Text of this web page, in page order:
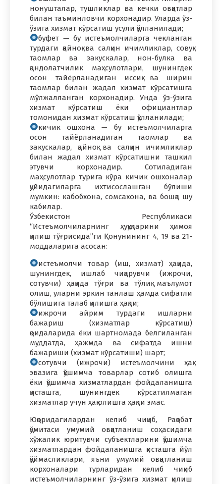
нонушталар, тушликлар ва кечки овқатлар
билан таъминловчи корхонадир. Уларда ўз-
ўзига хизмат кўрсатиш усули қўлланилади;
буфет — бу истеъмолчиларга чекланган
турдаги қайноқ ва салқин ичимликлар, совуқ
таомлар ва закускалар, нон-булка ва
қандолатчилик маҳсулотлари, шунингдек
осон тайёрланадиган иссиқ ва ширин
таомлар билан жадал хизмат кўрсатишга
мўлжалланган корхонадир. Унда ўз-ўзига
хизмат кўрсатиш ёки официантлар
томонидан хизмат кўрсатиш қўлланилади;
кичик ошхона — бу истеъмолчиларга
осон тайёрланадиган таомлар ва
закускалар, қайноқ ва салқин ичимликлар
билан жадал хизмат кўрсатишни ташкил
этувчи корхонадир. Сотиладиган
маҳсулотлар турига кўра кичик ошхоналар
қуйидагиларга ихтисослашган бўлиши
мумкин: кабобхона, сомсахона, ва бошқа шу
кабилар.
Ўзбекистон Республикаси
“Истеъмолчиларнинг ҳуқуқларини ҳимоя
қилиш тўғрисида”ги Қонунининг 4, 19 ва 21-
моддаларига асосан:
истеъмолчи товар (иш, хизмат) ҳақида,
шунингдек, ишлаб чиқарувчи (ижрочи,
сотувчи) ҳақида тўғри ва тўлиқ маълумот
олиш, уларни эркин танлаш ҳамда сифатли
бўлишига талаб қилишга ҳақли;
ижрочи айрим турдаги ишларни
бажариш (хизматлар кўрсатиш)
қоидаларида ёки шартномада белгиланган
муддатда, ҳажмда ва сифатда ишни
бажариши (хизмат кўрсатиши) шарт;
сотувчи (ижрочи) истеъмолчини ҳақ
эвазига қўшимча товарлар сотиб олишга
ёки қўшимча хизматлардан фойдаланишга
қисташга, шунингдек кўрсатилмаган
хизматлар учун ҳақ олишга ҳақли эмас.
Юқоридагилардан келиб чиқиб, Рақобат
қўмитаси умумий овқатланиш соҳасидаги
хўжалик юритувчи субъектларини қўшимча
хизматлардан фойдаланишга қисташга йўл
қўймасликлари, яъни умумий овқатланиш
корхоналари турларидан келиб чиқиб
истеъмолчиларнинг ўз-ўзига хизмат қилиш